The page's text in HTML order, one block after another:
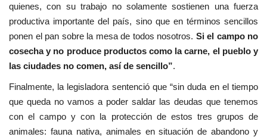
quienes, con su trabajo no solamente sostienen una fuerza
productiva importante del país, sino que en términos sencillos
ponen el pan sobre la mesa de todos nosotros. Si el campo no
cosecha y no produce productos como la carne, el pueblo y
las ciudades no comen, así de sencillo”.
Finalmente, la legisladora sentenció que “sin duda en el tiempo
que queda no vamos a poder saldar las deudas que tenemos
con el campo y con la protección de estos tres grupos de
animales: fauna nativa, animales en situación de abandono y